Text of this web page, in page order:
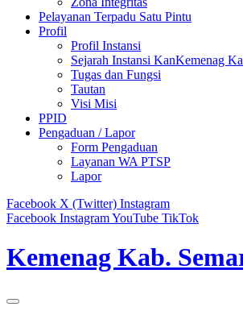
Pelayanan Terpadu Satu Pintu
Profil
Profil Instansi
Sejarah Instansi KanKemenag
Tugas dan Fungsi
Tautan
Visi Misi
PPID
Pengaduan / Lapor
Form Pengaduan
Layanan WA PTSP
Lapor
Facebook X (Twitter) Instagram
Facebook InstagramYouTube TikTok
Kemenag Kab.